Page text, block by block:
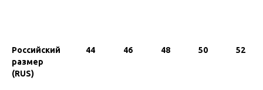
Российский
размер
(RUS)
44 46 48 50 52